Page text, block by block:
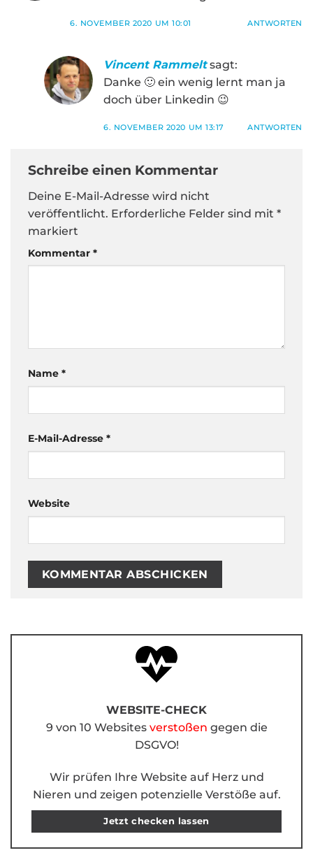
6. NOVEMBER 2020 UM 10:01 ANTWORTEN
Vincent Rammelt sagt:
Danke 🙂 ein wenig lernt man ja
doch über Linkedin 😉
6. NOVEMBER 2020 UM 13:17 ANTWORTEN
Schreibe einen Kommentar
Deine E-Mail-Adresse wird nicht
veröffentlicht. Erforderliche Felder sind mit *
markiert
Kommentar *
Name *
E-Mail-Adresse *
Website
WEBSITE-CHECK
9 von 10 Websites verstoßen gegen die
DSGVO!
Wir prüfen Ihre Website auf Herz und
Nieren und zeigen potenzielle Verstöße auf.
Jetzt checken lassen